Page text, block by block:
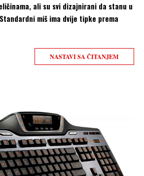
ali su svi dizajnirani da stanu u
miš ima dvije tipke prema
NASTAVI SA ČITANJEM